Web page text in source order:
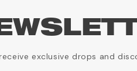
exclusive drops and